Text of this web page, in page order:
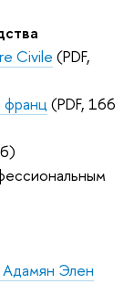
Civile (PDF,
франц (PDF, 166
Адамян Элен